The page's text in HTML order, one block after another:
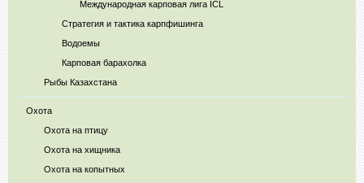
Международная карповая лига ICL
Стратегия и тактика карпфишинга
Водоемы
Карповая барахолка
Рыбы Казахстана
Охота
Охота на птицу
Охота на хищника
Охота на копытных